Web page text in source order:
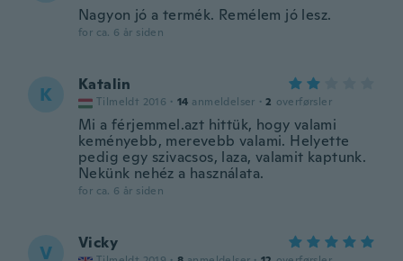
Nagyon jó a termék. Remélem jó lesz.
for ca. 6 år siden
K Katalin
Tilmeldt 2016 · 14 anmeldelser · 2 overførsler
Mi a férjemmel.azt hittük, hogy valami
keményebb, merevebb valami. Helyette
pedig egy szivacsos, laza, valamit kaptunk.
Nekünk nehéz a használata.
for ca. 6 år siden
V Vicky